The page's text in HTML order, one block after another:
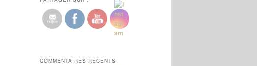
COMMENTAIRES RÉCENTS